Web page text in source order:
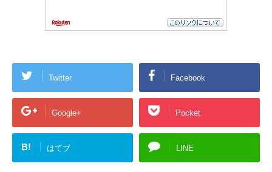
Twitter Facebook
Google+ Pocket
B! はてブ LINE